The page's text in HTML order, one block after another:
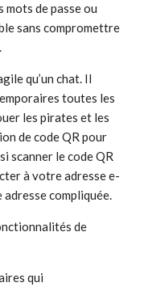
de passe ou
sans compromettre
qu’un chat. Il
toutes les
les pirates et les
de code QR pour
scanner le code QR
à votre adresse e-
compliquée.
de
qui